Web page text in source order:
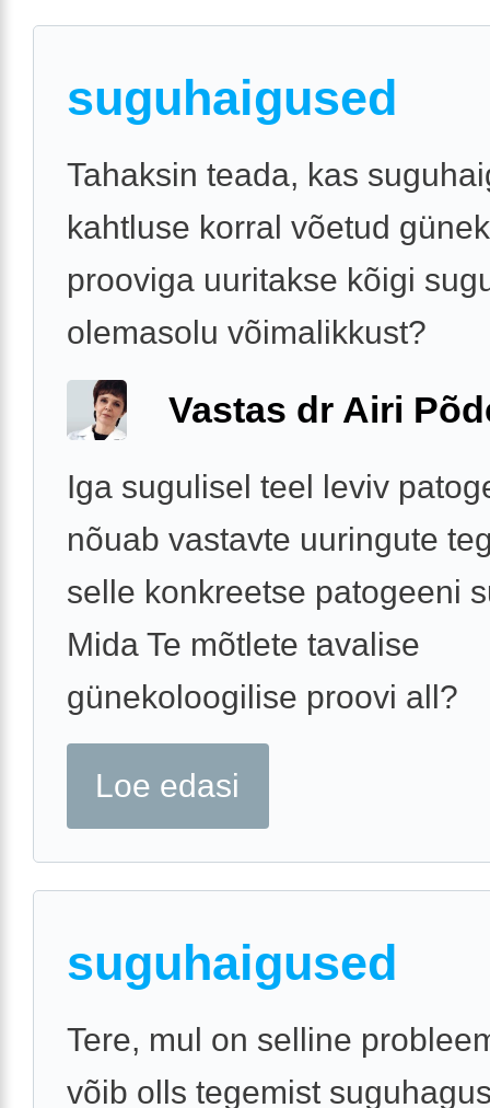
suguhaigused
Tahaksin teada, kas
kahtluse korral võetud
prooviga uuritakse kõigi
olemasolu võimalikkust?
Vastas dr Airi
Iga sugulisel teel leviv
nõuab vastavte uuringute
selle konkreetse patogeeni
Mida Te mõtlete tavalise
günekoloogilise proovi all?
Loe edasi
suguhaigused
Tere, mul on selline
võib olls tegemist